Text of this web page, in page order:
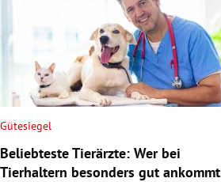
Gütesiegel
Beliebteste Tierärzte: Wer bei
Tierhaltern besonders gut ankommt